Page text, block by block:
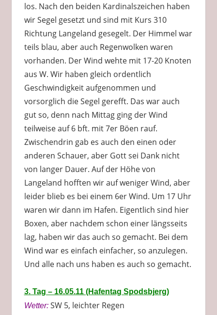
los. Nach den beiden Kardinalszeichen haben
wir Segel gesetzt und sind mit Kurs 310
Richtung Langeland gesegelt. Der Himmel war
teils blau, aber auch Regenwolken waren
vorhanden. Der Wind wehte mit 17-20 Knoten
aus W. Wir haben gleich ordentlich
Geschwindigkeit aufgenommen und
vorsorglich die Segel gerefft. Das war auch
gut so, denn nach Mittag ging der Wind
teilweise auf 6 bft. mit 7er Böen rauf.
Zwischendrin gab es auch den einen oder
anderen Schauer, aber Gott sei Dank nicht
von langer Dauer. Auf der Höhe von
Langeland hofften wir auf weniger Wind, aber
leider blieb es bei einem 6er Wind. Um 17 Uhr
waren wir dann im Hafen. Eigentlich sind hier
Boxen, aber nachdem schon einer längsseits
lag, haben wir das auch so gemacht. Bei dem
Wind war es einfach einfacher, so anzulegen.
Und alle nach uns haben es auch so gemacht.
3. Tag – 16.05.11 (Hafentag Spodsbjerg)
Wetter:SW 5, leichter Regen